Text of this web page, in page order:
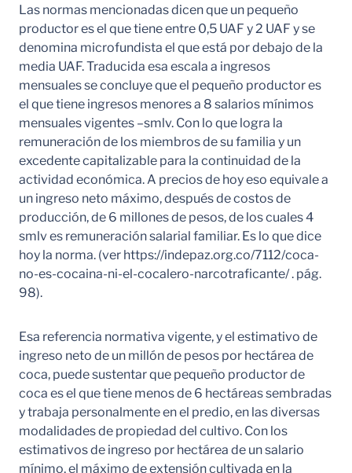
Las normas mencionadas dicen que un pequeño
productor es el que tiene entre 0,5 UAF y 2 UAF y se
denomina microfundista el que está por debajo de la
media UAF. Traducida esa escala a ingresos
mensuales se concluye que el pequeño productor es
el que tiene ingresos menores a 8 salarios mínimos
mensuales vigentes –smlv. Con lo que logra la
remuneración de los miembros de su familia y un
excedente capitalizable para la continuidad de la
actividad económica. A precios de hoy eso equivale a
un ingreso neto máximo, después de costos de
producción, de 6 millones de pesos, de los cuales 4
smlv es remuneración salarial familiar. Es lo que dice
hoy la norma. (ver https://indepaz.org.co/7112/coca-
no-es-cocaina-ni-el-cocalero-narcotraficante/ . pág.
98).
Esa referencia normativa vigente, y el estimativo de
ingreso neto de un millón de pesos por hectárea de
coca, puede sustentar que pequeño productor de
coca es el que tiene menos de 6 hectáreas sembradas
y trabaja personalmente en el predio, en las diversas
modalidades de propiedad del cultivo. Con los
estimativos de ingreso por hectárea de un salario
mínimo, el máximo de extensión cultivada en la